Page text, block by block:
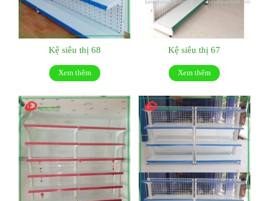
Kệ siêu thị 68
Xem thêm
Kệ siêu thị 67
Xem thêm